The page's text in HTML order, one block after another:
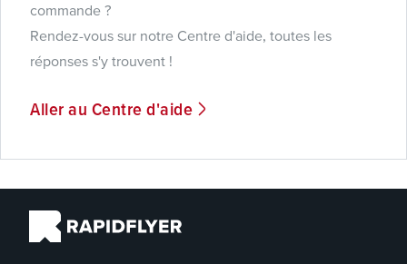
commande ?
Rendez-vous sur notre Centre d'aide, toutes les
réponses s'y trouvent !
Aller au Centre d'aide